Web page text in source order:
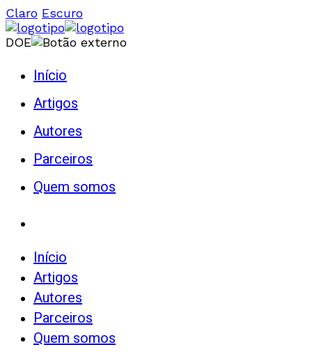
Claro Escuro
DOE
Início
Artigos
Autores
Parceiros
Quem somos
Início
Artigos
Autores
Parceiros
Quem somos